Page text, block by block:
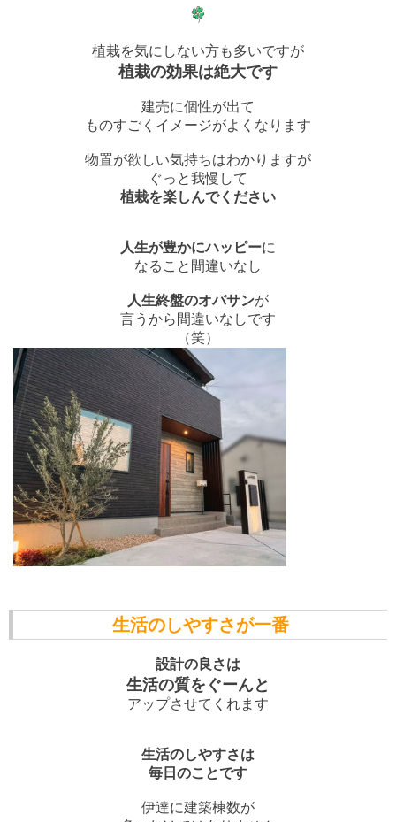
植栽を気にしない方も多いですが
植栽の効果は絶大です
建売に個性が出て
ものすごくイメージがよくなります
物置が欲しい気持ちはわかりますが
ぐっと我慢して
植栽を楽しんでください
人生が豊かにハッピーに
なること間違いなし
人生終盤のオバサンが
言うから間違いなしです
（笑）
生活のしやすさが一番
設計の良さは
生活の質をぐーんと
アップさせてくれます
生活のしやすさは
毎日のことです
伊達に建築棟数が